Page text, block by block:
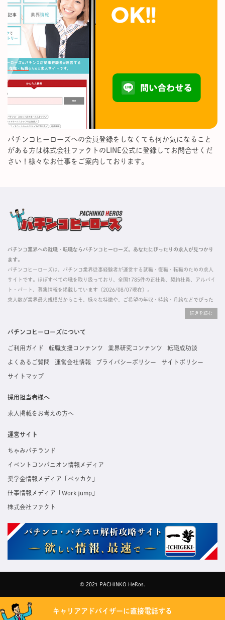
パチンコヒーローズへの会員登録をしなくても何か気になること
がある方は株式会社ファクトのLINE公式に登録してお問合せくだ
さい！様々なお仕事をご案内しております。
パチンコ業界への就職・転職ならパチンコヒーローズ。あなたにぴったりの求人が見つかり
ます。
パチンコヒーローズは、パチンコ業界従事経験者が運営する就職・復職・転職のための求人
サイトです。ほぼすべての職を取り扱っており、全国1785件の正社員、契約社員、アルバイ
ト・パート、募集情報を掲載しています（2026/08/07現在）。
求人数が業界最大規模だからこそ、様々な特徴や、ご希望の年収・時給・月給などでぴった
掲載している求人は、すべて契約法人様から寄せられた正規の求人情報です。応募いただい
た内容はすぐに直接事業所に届くためスムーズに転職・復職できます。
パチンコヒーローズについて
ご利用ガイド 転職支援コンテンツ 業界研究コンテンツ 転職成功談
よくあるご質問 運営会社情報 プライバシーポリシー サイトポリシー
サイトマップ
採用担当者様へ
求人掲載をお考えの方へ
運営サイト
ちゃみパチランド
イベントコンパニオン情報メディア
奨学金情報メディア「ベッカク」
仕事情報メディア「Work jump」
株式会社ファクト
© 2021 PACHINKO HeRos.
キャリアアドバイザーに直接電話する